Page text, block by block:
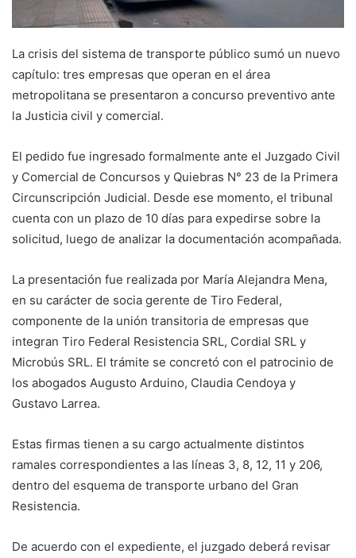
La crisis del sistema de transporte público sumó un nuevo
capítulo: tres empresas que operan en el área
metropolitana se presentaron a concurso preventivo ante
la Justicia civil y comercial.
El pedido fue ingresado formalmente ante el Juzgado Civil
y Comercial de Concursos y Quiebras N° 23 de la Primera
Circunscripción Judicial. Desde ese momento, el tribunal
cuenta con un plazo de 10 días para expedirse sobre la
solicitud, luego de analizar la documentación acompañada.
La presentación fue realizada por María Alejandra Mena,
en su carácter de socia gerente de Tiro Federal,
componente de la unión transitoria de empresas que
integran Tiro Federal Resistencia SRL, Cordial SRL y
Microbús SRL. El trámite se concretó con el patrocinio de
los abogados Augusto Arduino, Claudia Cendoya y
Gustavo Larrea.
Estas firmas tienen a su cargo actualmente distintos
ramales correspondientes a las líneas 3, 8, 12, 11 y 206,
dentro del esquema de transporte urbano del Gran
Resistencia.
De acuerdo con el expediente, el juzgado deberá revisar